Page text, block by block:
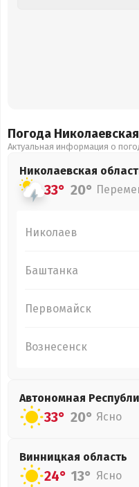
Погода Николаевская
Актуальная информация о
Николаевская
33° 20°
Николаев
Баштанка
Первомайск
Вознесенск
Автономная
33° 20° Ясно
Винницкая область
24° 13° Ясно